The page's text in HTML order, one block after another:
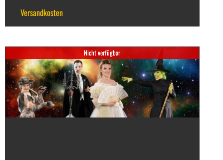
Versandkosten
Nicht verfügbar